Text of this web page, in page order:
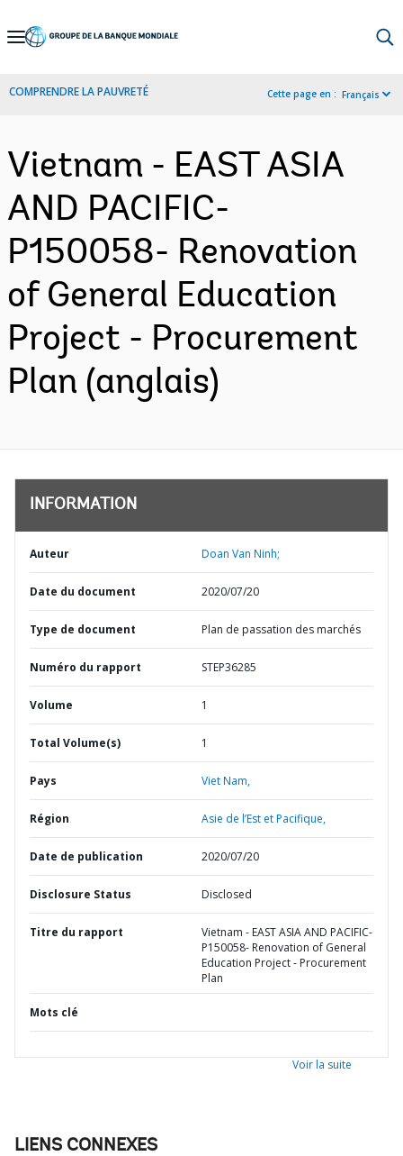
Skip
Navigation
COMPRENDRE LA PAUVRETÉ Cette page en : Français
Vietnam - EAST ASIA
AND PACIFIC-
P150058- Renovation
of General Education
Project - Procurement
Plan (anglais)
INFORMATION
Auteur Doan Van Ninh;
Date du document 2020/07/20
Type de document Plan de passation des marchés
Numéro du rapport STEP36285
Volume 1
Total Volume(s) 1
Pays Viet Nam,
Région Asie de l’Est et Pacifique,
Date de publication 2020/07/20
Disclosure Status Disclosed
Titre du rapport
Vietnam - EAST ASIA AND PACIFIC-
P150058- Renovation of General
Education Project - Procurement
Plan
Mots clé
Voir la suite
LIENS CONNEXES